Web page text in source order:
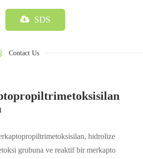
SDS
Contact Us
hidrolize
grubuna ve reaktif bir merkapto